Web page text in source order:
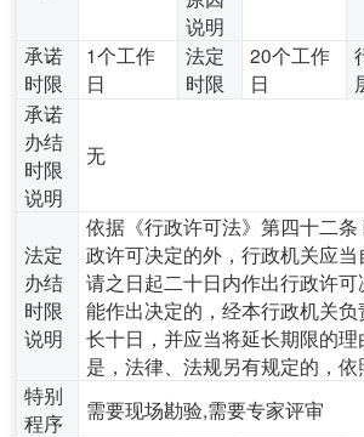
说明
承诺
时限
1个工作
日
法定
时限
20个工作
日
承诺
办结
时限
说明
无
法定
办结
时限
说明
依据《行政许可法》第四十二
政许可决定的外，行政机关应
请之日起二十日内作出行政许
能作出决定的，经本行政机关
长十日，并应当将延长期限的
是，法律、法规另有规定的，依
特别
程序
需要现场勘验,需要专家评审